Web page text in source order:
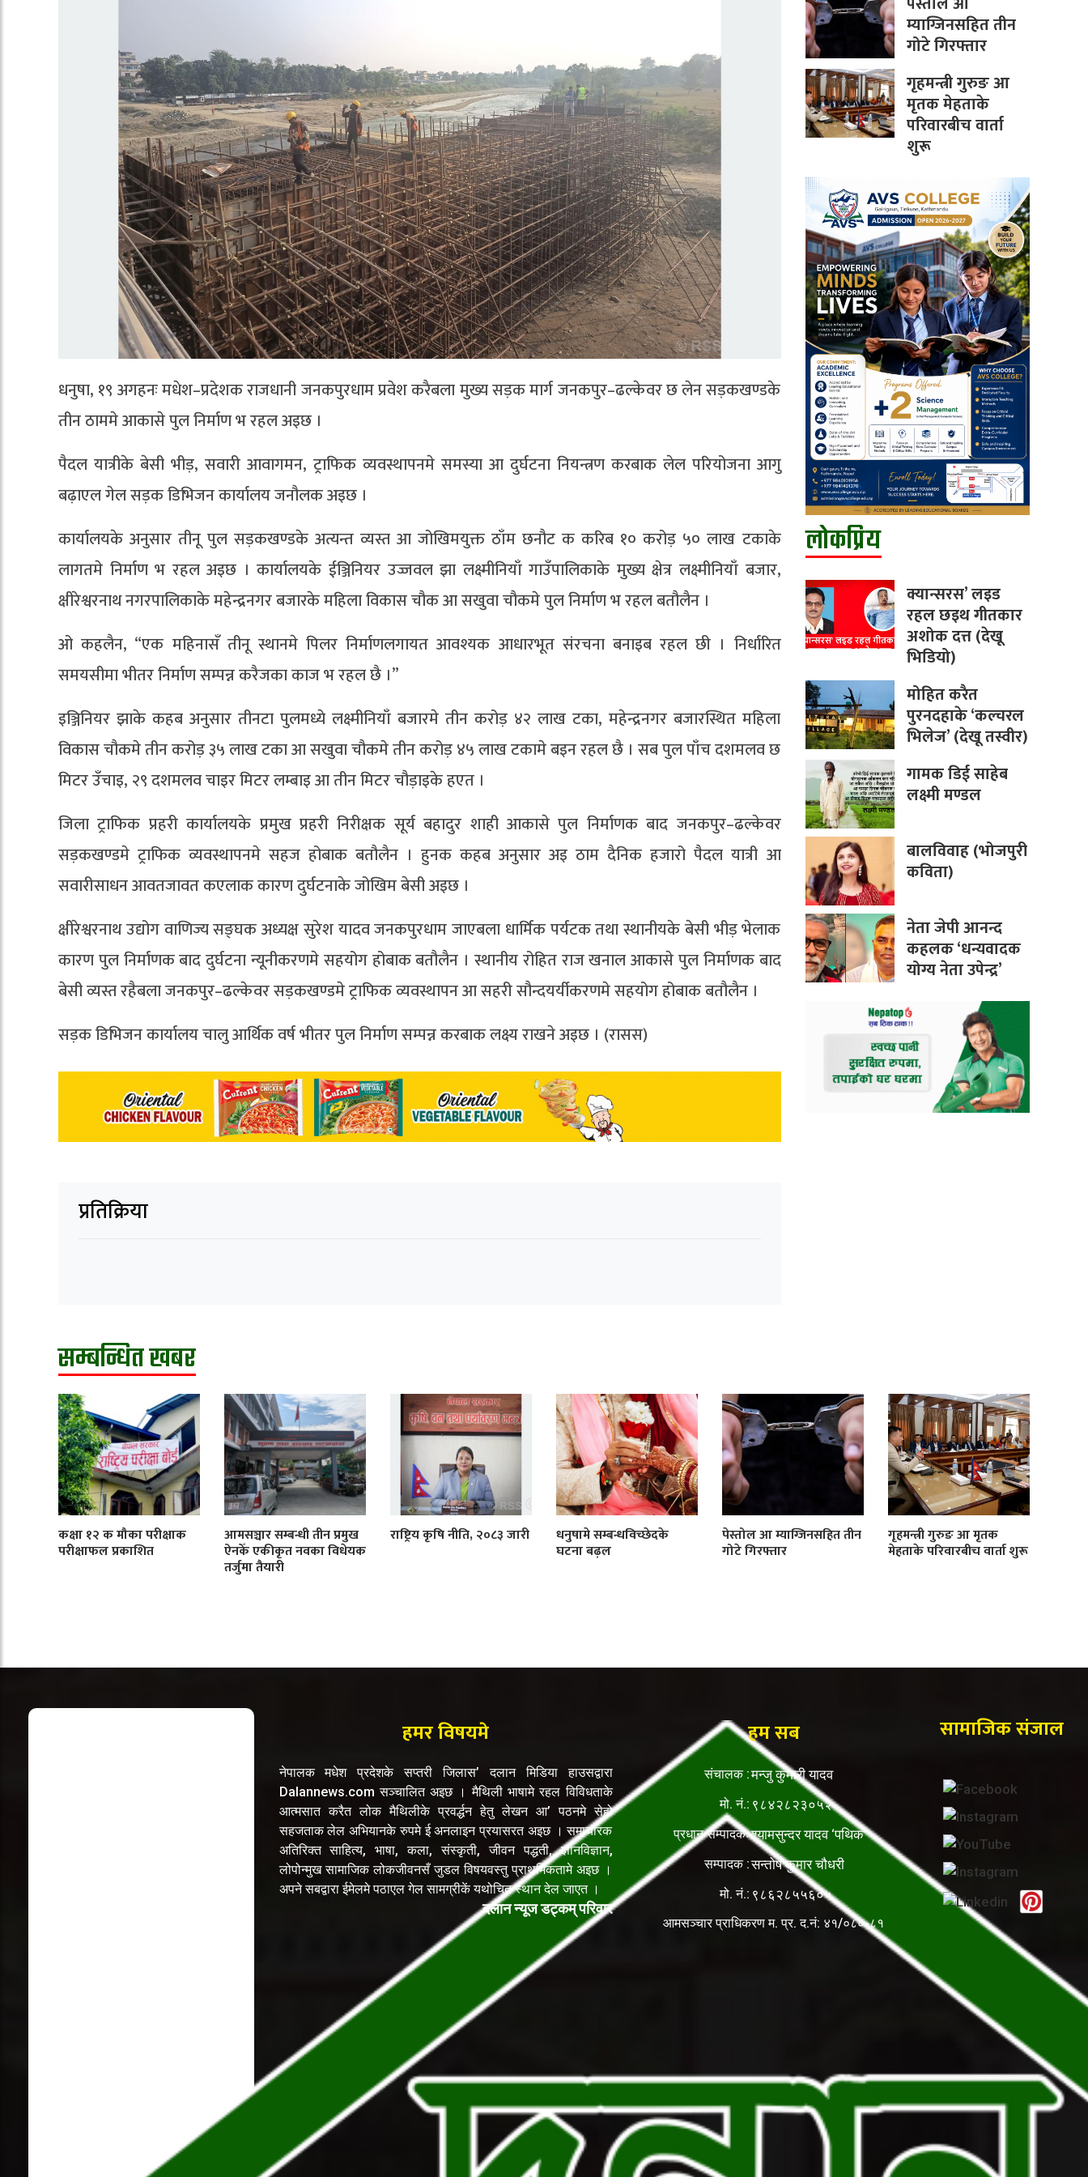
धनुषा, १९ अगहनः मधेश–प्रदेशक राजधानी जनकपुरधाम प्रवेश करैबला मुख्य सड़क मार्ग जनकपुर–ढल्केवर छ लेन सड़कखण्डके
तीन ठाममे आकासे पुल निर्माण भ रहल अइछ ।
पैदल यात्रीके बेसी भीड़, सवारी आवागमन, ट्राफिक व्यवस्थापनमे समस्या आ दुर्घटना नियन्त्रण करबाक लेल परियोजना आगु
बढ़ाएल गेल सड़क डिभिजन कार्यालय जनौलक अइछ ।
कार्यालयके अनुसार तीनू पुल सड़कखण्डके अत्यन्त व्यस्त आ जोखिमयुक्त ठाँम छनौट क करिब १० करोड़ ५० लाख टकाके
लागतमे निर्माण भ रहल अइछ । कार्यालयके ईञ्जिनियर उज्जवल झा लक्ष्मीनियाँ गाउँपालिकाके मुख्य क्षेत्र लक्ष्मीनियाँ बजार,
क्षीरेश्वरनाथ नगरपालिकाके महेन्द्रनगर बजारके महिला विकास चौक आ सखुवा चौकमे पुल निर्माण भ रहल बतौलैन ।
ओ कहलैन, “एक महिनासँ तीनू स्थानमे पिलर निर्माणलगायत आवश्यक आधारभूत संरचना बनाइब रहल छी । निर्धारित
समयसीमा भीतर निर्माण सम्पन्न करैजका काज भ रहल छै ।”
इञ्जिनियर झाके कहब अनुसार तीनटा पुलमध्ये लक्ष्मीनियाँ बजारमे तीन करोड़ ४२ लाख टका, महेन्द्रनगर बजारस्थित महिला
विकास चौकमे तीन करोड़ ३५ लाख टका आ सखुवा चौकमे तीन करोड़ ४५ लाख टकामे बइन रहल छै । सब पुल पाँच दशमलव छ
मिटर उँचाइ, २९ दशमलव चाइर मिटर लम्बाइ आ तीन मिटर चौड़ाइके हएत ।
जिला ट्राफिक प्रहरी कार्यालयके प्रमुख प्रहरी निरीक्षक सूर्य बहादुर शाही आकासे पुल निर्माणक बाद जनकपुर–ढल्केवर
सड़कखण्डमे ट्राफिक व्यवस्थापनमे सहज होबाक बतौलैन । हुनक कहब अनुसार अइ ठाम दैनिक हजारो पैदल यात्री आ
सवारीसाधन आवतजावत कएलाक कारण दुर्घटनाके जोखिम बेसी अइछ ।
क्षीरेश्वरनाथ उद्योग वाणिज्य सङ्घक अध्यक्ष सुरेश यादव जनकपुरधाम जाएबला धार्मिक पर्यटक तथा स्थानीयके बेसी भीड़ भेलाक
कारण पुल निर्माणक बाद दुर्घटना न्यूनीकरणमे सहयोग होबाक बतौलैन । स्थानीय रोहित राज खनाल आकासे पुल निर्माणक बाद
बेसी व्यस्त रहैबला जनकपुर–ढल्केवर सड़कखण्डमे ट्राफिक व्यवस्थापन आ सहरी सौन्दयर्यीकरणमे सहयोग होबाक बतौलैन ।
सड़क डिभिजन कार्यालय चालु आर्थिक वर्ष भीतर पुल निर्माण सम्पन्न करबाक लक्ष्य राखने अइछ । (रासस)
प्रतिक्रिया
म्याग्जिनसहित तीन
गोटे गिरफ्तार
गृहमन्त्री गुरुङ आ
मृतक मेहताके
परिवारबीच वार्ता
शुरू
लोकप्रिय
क्यान्सरस’ लइड
रहल छइथ गीतकार
अशोक दत्त (देखू
भिडियो)
मोहित करैत
पुरनदहाके ‘कल्चरल
भिलेज’ (देखू तस्वीर)
गामक डिई साहेब
लक्ष्मी मण्डल
बालविवाह (भोजपुरी
कविता)
नेता जेपी आनन्द
कहलक ‘धन्यवादक
योग्य नेता उपेन्द्र’
सम्बन्धित खबर
कक्षा १२ क मौका परीक्षाक
परीक्षाफल प्रकाशित
आमसञ्चार सम्बन्धी तीन प्रमुख
ऐनकेँ एकीकृत नवका विधेयक
तर्जुमा तैयारी
राष्ट्रिय कृषि नीति, २०८३ जारी धनुषामे सम्बन्धविच्छेदके
घटना बढ़ल
पेस्तोल आ म्याग्जिनसहित तीन
गोटे गिरफ्तार
गृहमन्त्री गुरुङ आ मृतक
मेहताके परिवारबीच वार्ता शुरू
हमर विषयमे
नेपालक मधेश प्रदेशके सप्तरी जिलास’ दलान मिडिया हाउसद्वारा
Dalannews.com सञ्चालित अइछ । मैथिली भाषामे रहल विविधताके
आत्मसात करैत लोक मैथिलीके प्रवर्द्धन हेतु लेखन आ’ पठनमे सेहो
सहजताक लेल अभियानके रुपमे ई अनलाइन प्रयासरत अइछ । समाचारक
अतिरिक्त साहित्य, भाषा, कला, संस्कृती, जीवन पद्धती, ज्ञानविज्ञान,
लोपोन्मुख सामाजिक लोकजीवनसँ जुडल विषयवस्तु प्राथमिकतामे अइछ ।
अपने सबद्वारा ईमेलमे पठाएल गेल सामग्रीकें यथोचित स्थान देल जाएत ।
दलान न्यूज डट्कम् परिवार
हम सब
संचालक :मन्जु कुमारी यादव
मो. नं.: ९८४२८२३०५२
प्रधान सम्पादकःश्यामसुन्दर यादव ‘पथिक’
सम्पादक :सन्तोष कुमार चौधरी
मो. नं.: ९८६२८५५६०५
आमसञ्चार प्राधिकरण म. प्र. द.नं: ४१/०८०-८१
सामाजिक संजाल